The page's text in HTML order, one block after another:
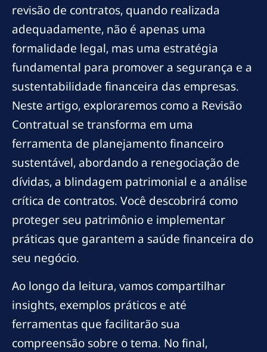
revisão de contratos, quando realizada
adequadamente, não é apenas uma
formalidade legal, mas uma estratégia
fundamental para promover a segurança e a
sustentabilidade financeira das empresas.
Neste artigo, exploraremos como a Revisão
Contratual se transforma em uma
ferramenta de planejamento financeiro
sustentável, abordando a renegociação de
dívidas, a blindagem patrimonial e a análise
crítica de contratos. Você descobrirá como
proteger seu patrimônio e implementar
práticas que garantem a saúde financeira do
seu negócio.
Ao longo da leitura, vamos compartilhar
insights, exemplos práticos e até
ferramentas que facilitarão sua
compreensão sobre o tema. No final,